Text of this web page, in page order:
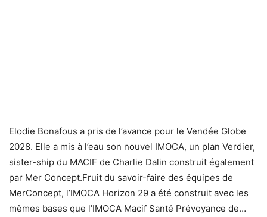
Elodie Bonafous a pris de l’avance pour le Vendée Globe
2028. Elle a mis à l’eau son nouvel IMOCA, un plan Verdier,
sister-ship du MACIF de Charlie Dalin construit également
par Mer Concept.Fruit du savoir-faire des équipes de
MerConcept, l’IMOCA Horizon 29 a été construit avec les
mêmes bases que l’IMOCA Macif Santé Prévoyance de…